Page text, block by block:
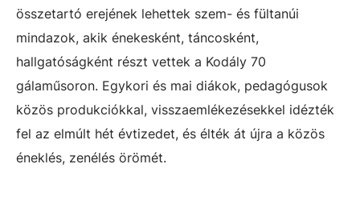
összetartó erejének lehettek szem- és fültanúi
mindazok, akik énekesként, táncosként,
hallgatóságként részt vettek a Kodály 70
gálaműsoron. Egykori és mai diákok, pedagógusok
közös produkciókkal, visszaemlékezésekkel idézték
fel az elmúlt hét évtizedet, és élték át újra a közös
éneklés, zenélés örömét.